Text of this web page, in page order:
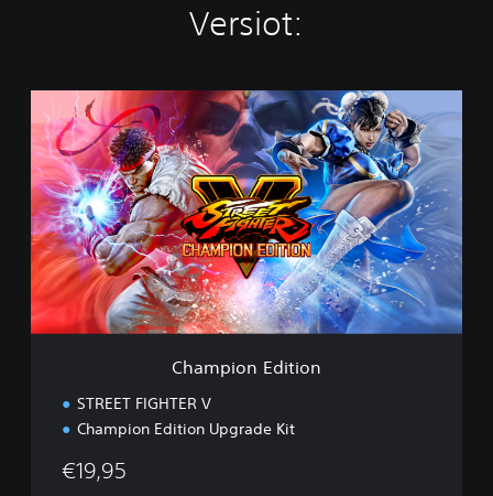
Versiot:
h
a
m
p
i
o
n
E
t
Champion Edition
STREET FIGHTER V
Champion Edition Upgrade Kit
€19,95